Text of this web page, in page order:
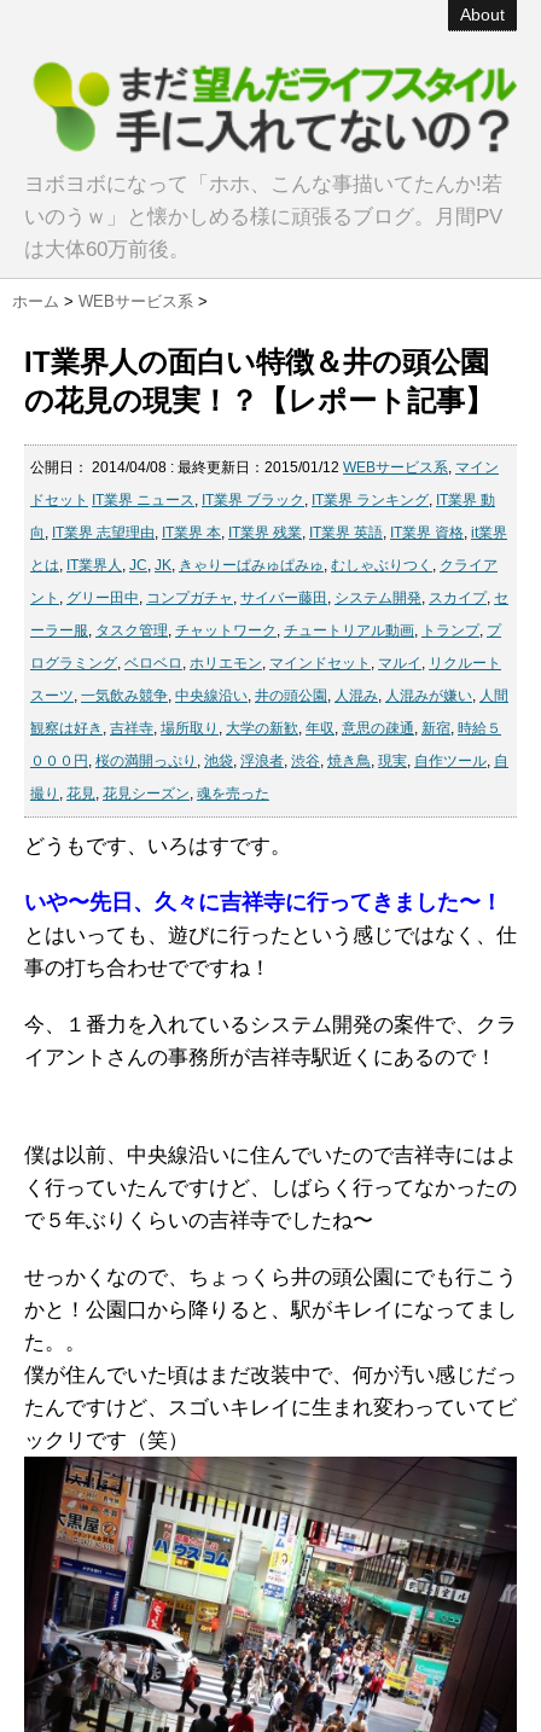
About
ヨボヨボになって「ホホ、こんな事描いてたんか!若
いのうｗ」と懐かしめる様に頑張るブログ。月間PV
は大体60万前後。
ホーム > WEBサービス系 >
IT業界人の面白い特徴＆井の頭公園
の花見の現実！？【レポート記事】
公開日： 2014/04/08 : 最終更新日：2015/01/12 WEBサービス系, マイン
ドセット IT業界 ニュース, IT業界 ブラック , IT業界 ランキング, IT業界 動
向 , IT業界 志望理由, IT業界 本, IT業界 残業, IT業界 英語, IT業界 資格, it業界
とは, IT業界人 , JC, JK, きゃりーぱみゅぱみゅ, むしゃぶりつく , クライア
ント , グリー田中, コンプガチャ , サイバー藤田 , システム開発, スカイプ, セ
ーラー服, タスク管理, チャットワーク , チュートリアル動画, トランプ, プ
ログラミング, ベロベロ , ホリエモン, マインドセット , マルイ , リクルート
スーツ, 一気飲み競争, 中央線沿い, 井の頭公園, 人混み, 人混みが嫌い, 人間
観察は好き , 吉祥寺, 場所取り , 大学の新歓, 年収, 意思の疎通, 新宿, 時給５
０００円, 桜の満開っぷり , 池袋, 浮浪者, 渋谷, 焼き鳥, 現実, 自作ツール, 自
撮り , 花見, 花見シーズン, 魂を売った
どうもです、いろはすです。
いや〜先日、久々に吉祥寺に行ってきました〜！
とはいっても、遊びに行ったという感じではなく、仕
事の打ち合わせでですね！
今、１番力を入れているシステム開発の案件で、クラ
イアントさんの事務所が吉祥寺駅近くにあるので！
僕は以前、中央線沿いに住んでいたので吉祥寺にはよ
く行っていたんですけど、しばらく行ってなかったの
で５年ぶりくらいの吉祥寺でしたね〜
せっかくなので、ちょっくら井の頭公園にでも行こう
かと！公園口から降りると、駅がキレイになってまし
た。。
僕が住んでいた頃はまだ改装中で、何か汚い感じだっ
たんですけど、スゴいキレイに生まれ変わっていてビ
ックリです（笑）